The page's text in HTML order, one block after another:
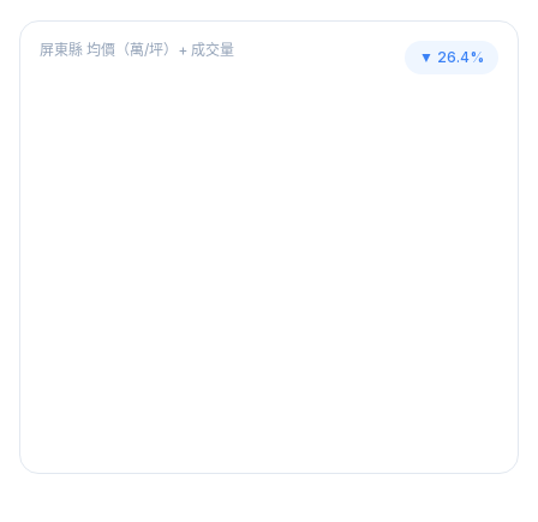
屏東縣 均價（萬/坪）+ 成交量 ▼ 26.4%